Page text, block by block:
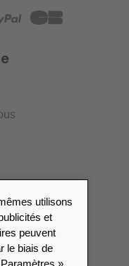
utilisons
et
peuvent
le biais de
»,